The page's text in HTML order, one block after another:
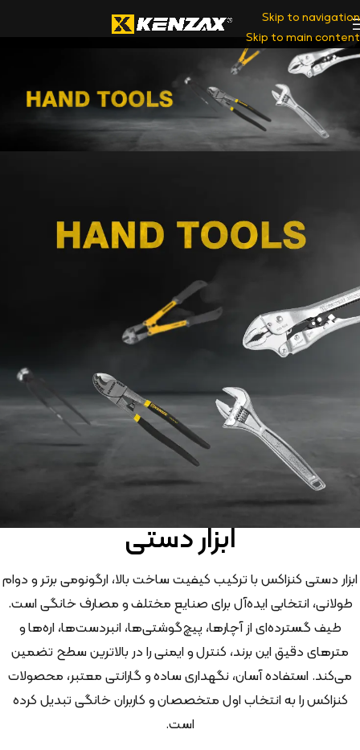
Skip to navigation
Skip to main content
ابزار دستی
ابزار دستی کنزاکس با ترکیب کیفیت ساخت بالا، ارگونومی برتر و دوام
طولانی، انتخابی ایده‌آل برای صنایع مختلف و مصارف خانگی است.
طیف گسترده‌ای از آچارها، پیچ‌گوشتی‌ها، انبردست‌ها، اره‌ها و
مترهای دقیق این برند، کنترل و ایمنی را در بالاترین سطح تضمین
می‌کند. استفاده آسان، نگهداری ساده و گارانتی معتبر، محصولات
کنزاکس را به انتخاب اول متخصصان و کاربران خانگی تبدیل کرده
است.